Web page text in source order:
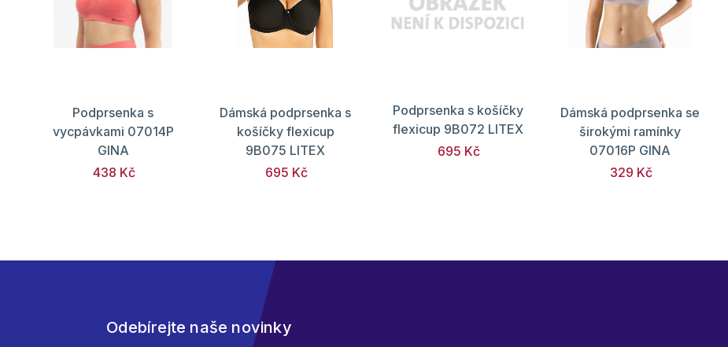
Podprsenka s
vycpávkami 07014P
GINA
438 Kč
Dámská podprsenka s
košíčky flexicup
9B075 LITEX
695 Kč
Podprsenka s košíčky
flexicup 9B072 LITEX
695 Kč
Dámská podprsenka se
širokými ramínky
07016P GINA
329 Kč
Odebírejte naše novinky